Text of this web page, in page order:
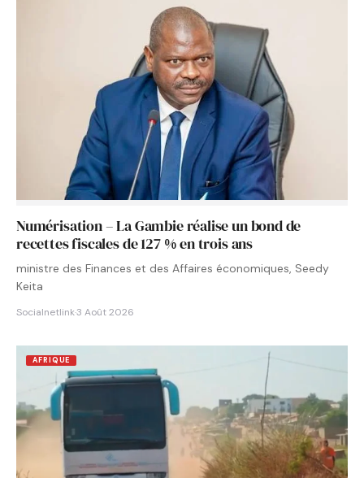
Numérisation – La Gambie réalise un bond de
recettes fiscales de 127 % en trois ans
ministre des Finances et des Affaires économiques, Seedy
Keita
Socialnetlink·3 Août 2026
AFRIQUE